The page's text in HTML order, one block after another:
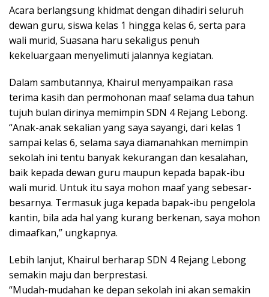
Acara berlangsung khidmat dengan dihadiri seluruh
dewan guru, siswa kelas 1 hingga kelas 6, serta para
wali murid, Suasana haru sekaligus penuh
kekeluargaan menyelimuti jalannya kegiatan.
Dalam sambutannya, Khairul menyampaikan rasa
terima kasih dan permohonan maaf selama dua tahun
tujuh bulan dirinya memimpin SDN 4 Rejang Lebong.
“Anak-anak sekalian yang saya sayangi, dari kelas 1
sampai kelas 6, selama saya diamanahkan memimpin
sekolah ini tentu banyak kekurangan dan kesalahan,
baik kepada dewan guru maupun kepada bapak-ibu
wali murid. Untuk itu saya mohon maaf yang sebesar-
besarnya. Termasuk juga kepada bapak-ibu pengelola
kantin, bila ada hal yang kurang berkenan, saya mohon
dimaafkan,” ungkapnya.
Lebih lanjut, Khairul berharap SDN 4 Rejang Lebong
semakin maju dan berprestasi.
“Mudah-mudahan ke depan sekolah ini akan semakin